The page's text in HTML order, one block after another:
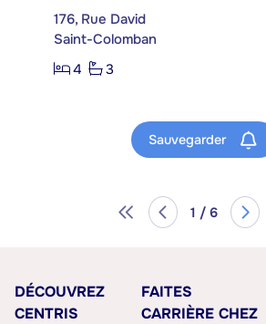
176, Rue David
Saint-Colomban
4
3
Sauvegarder
1 / 6
DÉCOUVREZ
CENTRIS
FAITES
CARRIÈRE CHEZ